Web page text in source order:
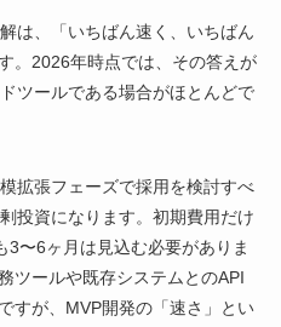
は、「いちばん速く、いちばん
。2026年時点では、その答えが
ツールである場合がほとんどで
拡張フェーズで採用を検討すべ
投資になります。初期費用だけ
〜6ヶ月は見込む必要がありま
ツールや既存システムとのAPI
すが、MVP開発の「速さ」とい